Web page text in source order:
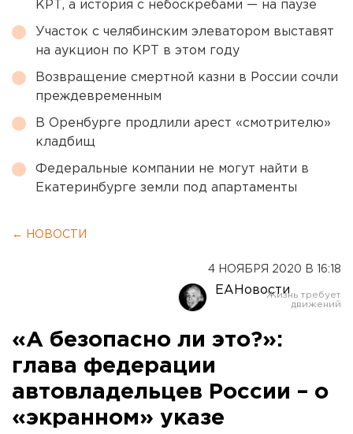
КРТ, а история с небоскребами — на паузе
Участок с челябинским элеватором выставят
на аукцион по КРТ в этом году
Возвращение смертной казни в России сочли
преждевременным
В Оренбурге продлили арест «смотрителю»
кладбищ
Федеральные компании не могут найти в
Екатеринбурге земли под апартаменты
← НОВОСТИ
4 НОЯБРЯ 2020 В 16:18
ЕАНовости
«А безопасно ли это?»:
глава федерации
автовладельцев России – о
«экранном» указе